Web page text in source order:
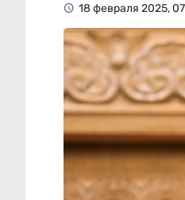
18 февраля 2025,